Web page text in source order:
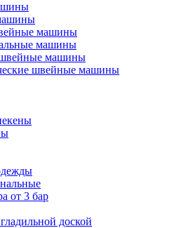
машины
машины
машины
швейные машины
от 3 бар
доской